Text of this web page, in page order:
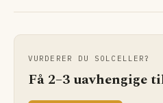
VURDERER DU SOLCELLER?
Få 2–3 uavhengige